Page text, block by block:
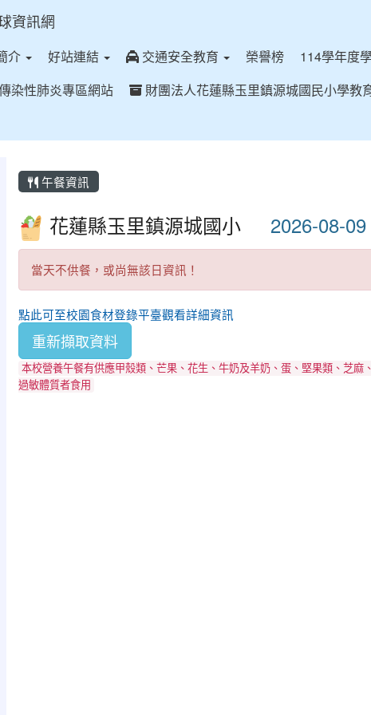
資訊網
佈景設定
介 好站連結 交通安全教育 榮譽榜 114學年度
染性肺炎專區網站
財團法人花蓮縣玉里鎮源城國民小學教
午餐資訊
花蓮縣玉里鎮源城國小
當天不供餐，或尚無該日資訊！
點此可至校園食材登錄平臺觀看詳細資訊
重新擷取資料
本校營養午餐有供應甲殼類、芒果、花生、牛奶及羊奶、蛋、堅果類、芝
過敏體質者食用